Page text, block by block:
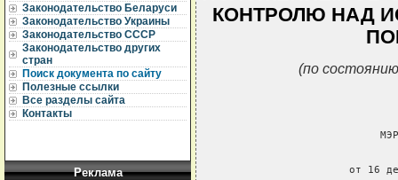
Законодательство Беларуси
Законодательство Украины
Законодательство СССР
Законодательство других
стран
Поиск документа по сайту
Полезные ссылки
Все разделы сайта
Контакты
Реклама
КОНТРОЛЮ НАД
(по